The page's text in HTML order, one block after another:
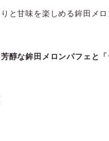
と甘味を楽しめる鉾田メ
醇な鉾田メロンパフェと